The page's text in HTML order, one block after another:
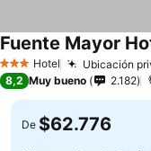
3 Estrellas
Hotel Ubicación
Fuente Mayor
8,2 Muy bueno 2.182
De $62.776